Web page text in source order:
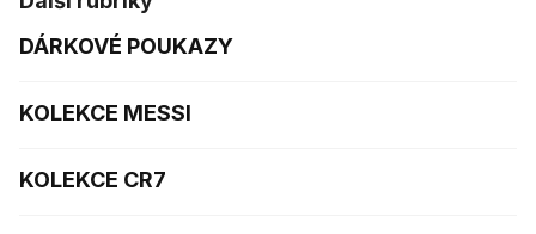
DÁRKOVÉ POUKAZY
KOLEKCE MESSI
KOLEKCE CR7